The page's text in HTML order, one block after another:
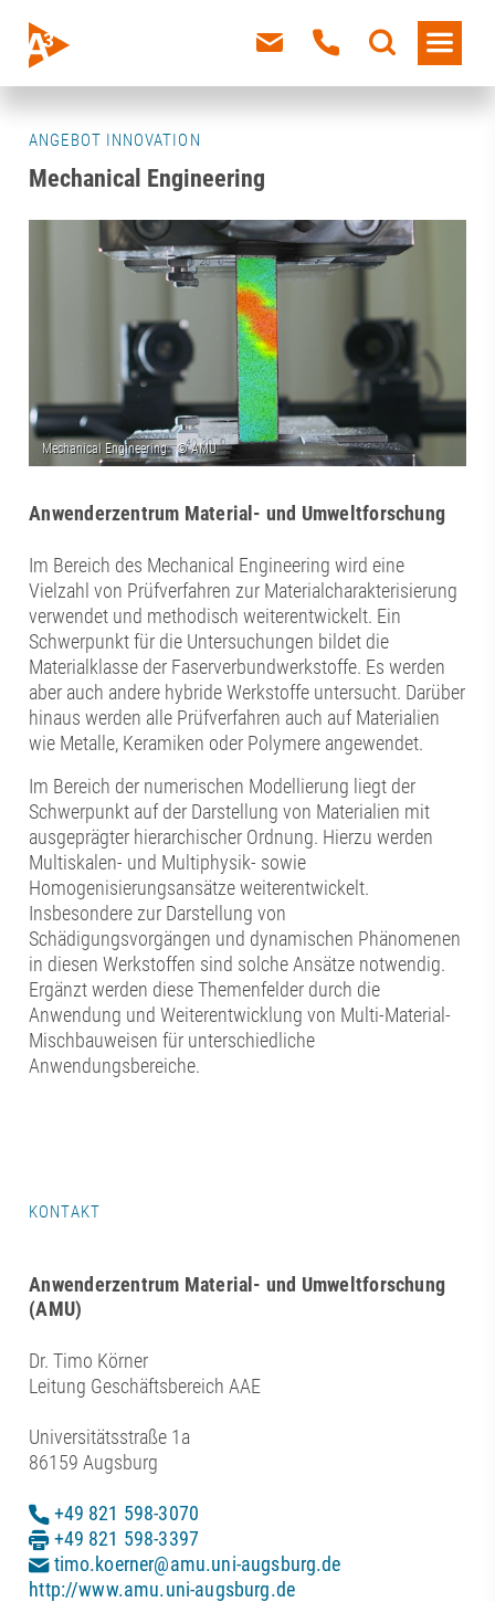
ANGEBOT INNOVATION
Mechanical Engineering
Anwenderzentrum Material- und Umweltforschung
Im Bereich des Mechanical Engineering wird eine
Vielzahl von Prüfverfahren zur Materialcharakterisierung
verwendet und methodisch weiterentwickelt. Ein
Schwerpunkt für die Untersuchungen bildet die
Materialklasse der Faserverbundwerkstoffe. Es werden
aber auch andere hybride Werkstoffe untersucht. Darüber
hinaus werden alle Prüfverfahren auch auf Materialien
wie Metalle, Keramiken oder Polymere angewendet.
Im Bereich der numerischen Modellierung liegt der
Schwerpunkt auf der Darstellung von Materialien mit
ausgeprägter hierarchischer Ordnung. Hierzu werden
Multiskalen- und Multiphysik- sowie
Homogenisierungsansätze weiterentwickelt.
Insbesondere zur Darstellung von
Schädigungsvorgängen und dynamischen Phänomenen
in diesen Werkstoffen sind solche Ansätze notwendig.
Ergänzt werden diese Themenfelder durch die
Anwendung und Weiterentwicklung von Multi-Material-
Mischbauweisen für unterschiedliche
Anwendungsbereiche.
KONTAKT
Anwenderzentrum Material- und Umweltforschung
(AMU)
Dr. Timo Körner
Leitung Geschäftsbereich AAE
Universitätsstraße 1a
86159 Augsburg
+49 821 598-3070
+49 821 598-3397
timo.koerner@amu.uni-augsburg.de
http://www.amu.uni-augsburg.de